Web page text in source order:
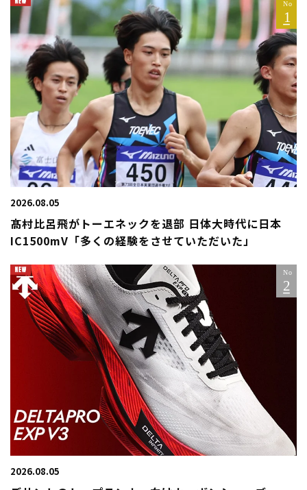
2026.08.05
髙村比呂飛がトーエネックを退部 日体大時代に日本
IC1500mV「多くの経験をさせていただいた」
2026.08.05